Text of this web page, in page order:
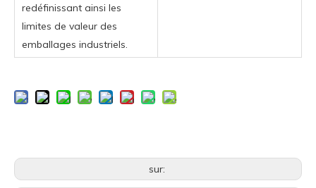
redéfinissant ainsi les
limites de valeur des
emballages industriels.
sur: